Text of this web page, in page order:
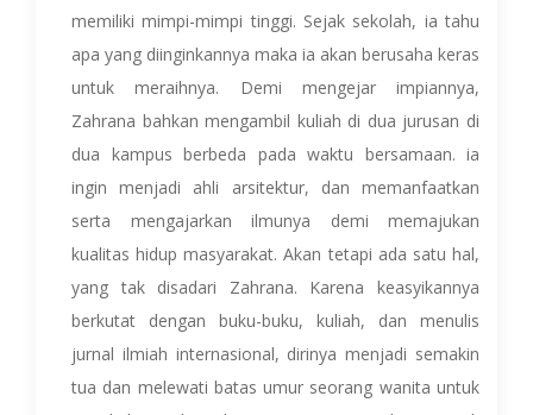
memiliki mimpi-mimpi tinggi. Sejak sekolah, ia tahu
apa yang diinginkannya maka ia akan berusaha keras
untuk meraihnya. Demi mengejar impiannya,
Zahrana bahkan mengambil kuliah di dua jurusan di
dua kampus berbeda pada waktu bersamaan. ia
ingin menjadi ahli arsitektur, dan memanfaatkan
serta mengajarkan ilmunya demi memajukan
kualitas hidup masyarakat. Akan tetapi ada satu hal,
yang tak disadari Zahrana. Karena keasyikannya
berkutat dengan buku-buku, kuliah, dan menulis
jurnal ilmiah internasional, dirinya menjadi semakin
tua dan melewati batas umur seorang wanita untuk